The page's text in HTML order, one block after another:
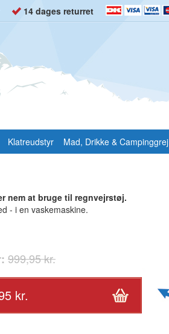
14 dages returret
Klatreudstyr Mad, Drikke & Campinggrej
nem at bruge til regnvejrstøj.
- i en vaskemaskine.
999,95 kr.